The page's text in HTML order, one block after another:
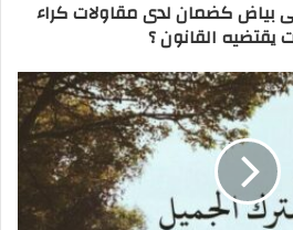
بياض كضمان لدى مقاولات كراء
يقتضيه القانون ؟